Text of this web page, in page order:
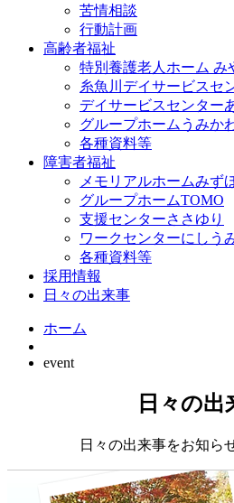
苦情相談
行動計画
高齢者福祉
特別養護老人ホーム み
糸魚川デイサービスセ
デイサービスセンター
グループホームうみか
各種資料等
障害者福祉
メモリアルホームみず
グループホームTOMO
支援センターささゆり
ワークセンターにしう
各種資料等
採用情報
日々の出来事
ホーム
event
日々の出
日々の出来事をお知ら